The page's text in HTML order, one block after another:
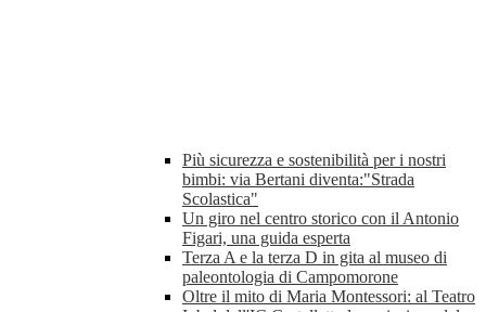
Più sicurezza e sostenibilità per i nostri
bimbi: via Bertani diventa:"Strada
Scolastica"
Un giro nel centro storico con il Antonio
Figari, una guida esperta
Terza A e la terza D in gita al museo di
paleontologia di Campomorone
Oltre il mito di Maria Montessori: al Teatro